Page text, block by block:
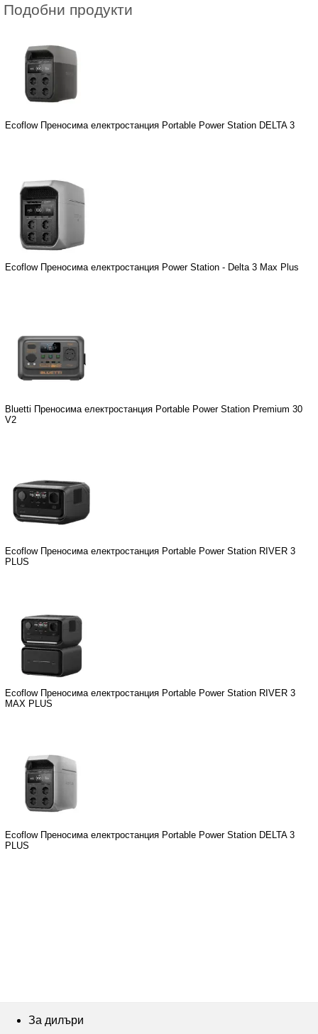
Подобни продукти
Ecoflow Преносима електростанция Portable Power Station DELTA 3
Ecoflow Преносима електростанция Power Station - Delta 3 Max Plus
Bluetti Преносима електростанция Portable Power Station Premium 30
V2
Ecoflow Преносима електростанция Portable Power Station RIVER 3
PLUS
Ecoflow Преносима електростанция Portable Power Station RIVER 3
MAX PLUS
Ecoflow Преносима електростанция Portable Power Station DELTA 3
PLUS
За дилъри